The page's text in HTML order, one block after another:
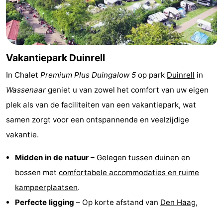
drinken
Praktisch
Forum
Route
-
Parkeren
Reisboekenwinkel
Nieuws
Medische
adressen
Regio
Noord-
Vakantiepark Duinrell
In Chalet Premium Plus Duingalow 5 op park Duinrell in
Wassenaar geniet u van zowel het comfort van uw eigen
plek als van de faciliteiten van een vakantiepark, wat
samen zorgt voor een ontspannende en veelzijdige
vakantie.
Midden in de natuur – Gelegen tussen duinen en
bossen met comfortabele accommodaties en ruime
kampeerplaatsen.
Perfecte ligging – Op korte afstand van Den Haag,